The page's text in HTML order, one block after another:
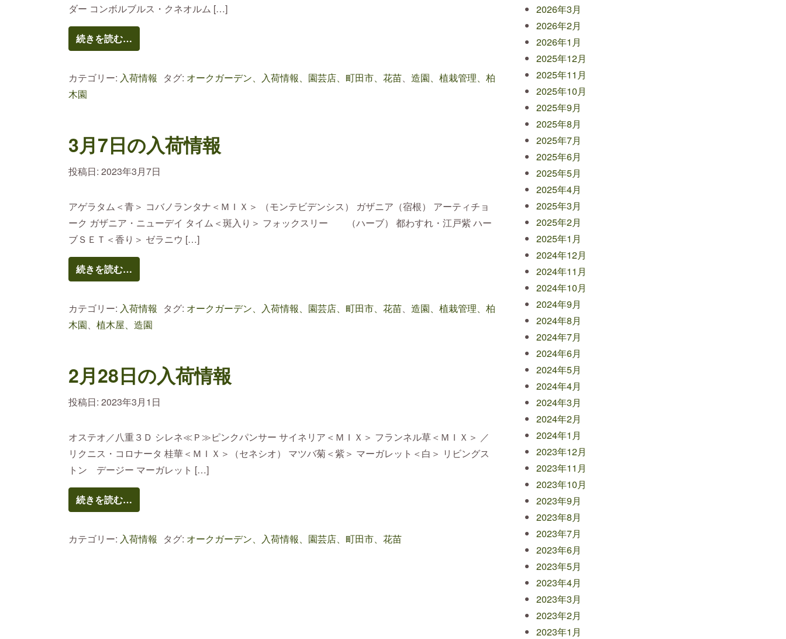
ダー コンボルブルス・クネオルム […]
続きを読む…
カテゴリー: 入荷情報 タグ: オークガーデン、入荷情報、園芸店、町田市、花苗、 造園、植栽管理、柏
木園
3月7日の入荷情報
投稿日: 2023年3月7日
アゲラタム＜青＞ コバノランタナ＜ＭＩＸ＞ （モンテビデンシス） ガザニア（宿根） アーティチョ
ーク ガザニア・ニューデイ タイム＜斑入り＞ フォックスリー （ハーブ） 都わすれ・江戸紫 ハー
ブＳＥＴ＜香り＞ ゼラニウ […]
続きを読む…
カテゴリー: 入荷情報 タグ: オークガーデン、入荷情報、園芸店、町田市、花苗、 造園、植栽管理、柏
木園、 植木屋、造園
2月28日の入荷情報
投稿日: 2023年3月1日
オステオ／八重３Ｄ シレネ≪Ｐ≫ピンクパンサー サイネリア＜ＭＩＸ＞ フランネル草＜ＭＩＸ＞ ／
リクニス・コロナータ 桂華＜ＭＩＸ＞（セネシオ） マツバ菊＜紫＞ マーガレット＜白＞ リビングス
トン デージー マーガレット […]
続きを読む…
カテゴリー: 入荷情報 タグ: オークガーデン、入荷情報、園芸店、町田市、花苗
2026年3月
2026年2月
2026年1月
2025年12月
2025年11月
2025年10月
2025年9月
2025年8月
2025年7月
2025年6月
2025年5月
2025年4月
2025年3月
2025年2月
2025年1月
2024年12月
2024年11月
2024年10月
2024年9月
2024年8月
2024年7月
2024年6月
2024年5月
2024年4月
2024年3月
2024年2月
2024年1月
2023年12月
2023年11月
2023年10月
2023年9月
2023年8月
2023年7月
2023年6月
2023年5月
2023年4月
2023年3月
2023年2月
2023年1月